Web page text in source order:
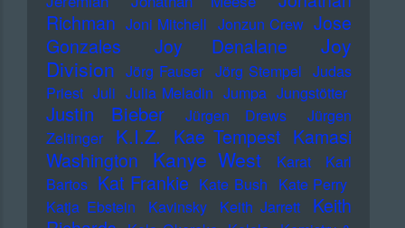
Richman Joni Mitchell Jonzun Crew Jose
Gonzales
Joy Denalane
Joy
Division Jörg Fauser Jörg Stempel Judas
Priest Juli Julia Meladin Jumpa Jungstötter
Justin Bieber Jürgen Drews
Jürgen
Zeltinger
K.I.Z. Kae Tempest Kamasi
Washington
Kanye West Karat
Karl
Bartos Kat Frankie Kate Bush Kate Perry
Katja Ebstein
Kavinsky Keith Jarrett
Keith